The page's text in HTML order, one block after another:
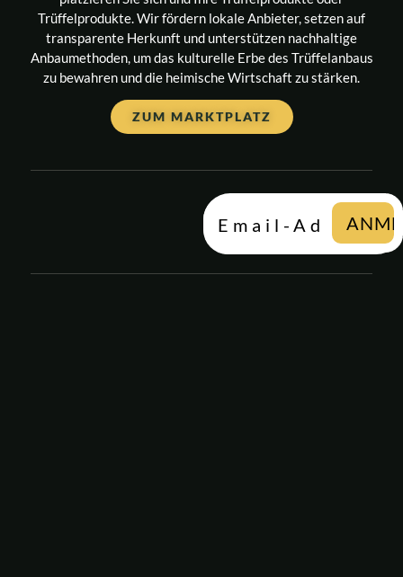
Trüffelprodukte. Wir fördern lokale Anbieter, setzen auf
transparente Herkunft und unterstützen nachhaltige
Anbaumethoden, um das kulturelle Erbe des Trüffelanbaus
zu bewahren und die heimische Wirtschaft zu stärken.
ZUM MARKTPLATZ
Email-Adresse